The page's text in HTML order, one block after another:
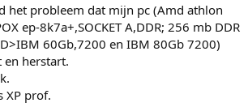
het probleem dat mijn pc (Amd athlon
ep-8k7a+,SOCKET A,DDR; 256 mb DDR
60Gb,7200 en IBM 80Gb 7200)
en herstart.
XP prof.